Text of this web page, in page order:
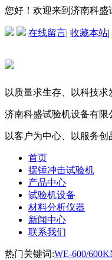
您好！欢迎来到济南科盛
在线留言| 收藏本站|
以质量求生存、以科技求
济南科盛试验机设备有限
以客户为中心、以服务创
首页
摆锤冲击试验机
产品中心
试验机设备
材料分析仪器
新闻中心
联系我们
热门关键词:WE-600/